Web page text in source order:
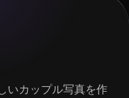
いカップル写真を作